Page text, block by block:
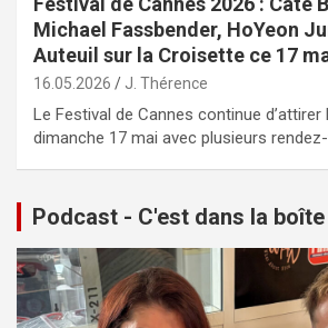
Michael Fassbender, HoYeon
Auteuil sur la Croisette ce 17
16.05.2026 J. Thérence
Le Festival de Cannes continue
dimanche 17 mai avec plusieurs
Podcast - C'est dans la boîte